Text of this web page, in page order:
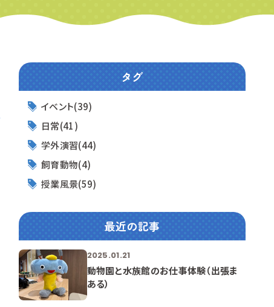
タグ
イベント(39)
日常(41)
学外演習(44)
飼育動物(4)
授業風景(59)
最近の記事
2025.01.21
動物園と水族館のお仕事体験（出張ま
ある）